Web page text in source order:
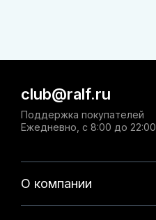
О компании
club@ralf.ru
Поддержка покупателей
Ежедневно, с 8:00 до 22:00